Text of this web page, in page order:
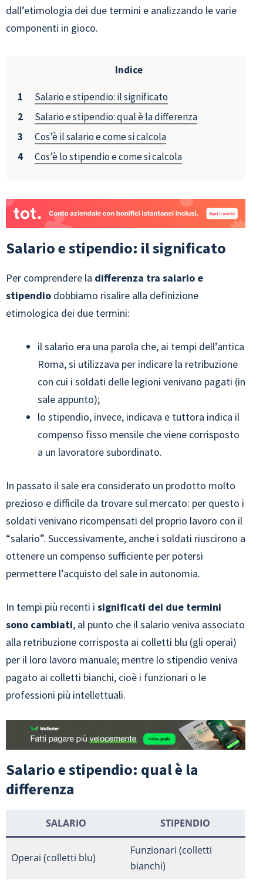
dall’etimologia dei due termini e analizzando le varie
componenti in gioco.
Indice
Salario e stipendio: il significato
Salario e stipendio: qual è la differenza
Cos’è il salario e come si calcola
Cos’è lo stipendio e come si calcola
Salario e stipendio: il significato
Per comprendere la differenza tra salario e
stipendio dobbiamo risalire alla definizione
etimologica dei due termini:
il salario era una parola che, ai tempi dell’antica
Roma, si utilizzava per indicare la retribuzione
con cui i soldati delle legioni venivano pagati (in
sale appunto);
lo stipendio, invece, indicava e tuttora indica il
compenso fisso mensile che viene corrisposto
a un lavoratore subordinato.
In passato il sale era considerato un prodotto molto
prezioso e difficile da trovare sul mercato: per questo i
soldati venivano ricompensati del proprio lavoro con il
“salario”. Successivamente, anche i soldati riuscirono a
ottenere un compenso sufficiente per potersi
permettere l’acquisto del sale in autonomia.
In tempi più recenti i significati dei due termini
sono cambiati, al punto che il salario veniva associato
alla retribuzione corrisposta ai colletti blu (gli operai)
per il loro lavoro manuale; mentre lo stipendio veniva
pagato ai colletti bianchi, cioè i funzionari o le
professioni più intellettuali.
Salario e stipendio: qual è la
differenza
SALARIO STIPENDIO
Operai (colletti blu)
Funzionari (colletti
bianchi)